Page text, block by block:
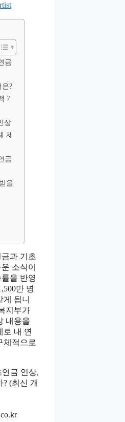
금
?
7
상
제
금
을
과 기초
소식이
을 반영
만 명
됩니
지부가
내용을
로 내 연
체적으로